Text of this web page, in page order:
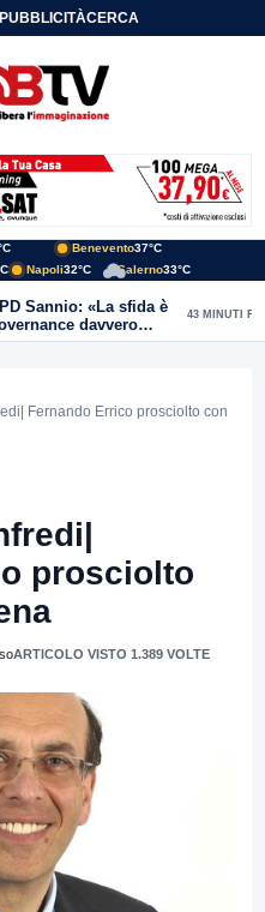
PUBBLICITÀCERCA
Benevento37°C
Napoli32°C Salerno33°C
Sannio: «La sfida è
davvero
43 MINUTI FA
Fernando Errico prosciolto con
prosciolto
ARTICOLO VISTO 1.389 VOLTE